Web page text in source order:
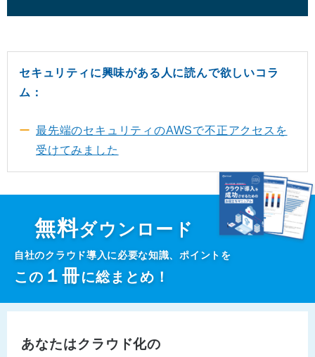
セキュリティに興味がある人に読んで欲しいコラ
ム：
最先端のセキュリティのAWSで不正アクセスを
受けてみました
無料ダウンロード
自社のクラウド導入に必要な知識、ポイントを
この １冊に総まとめ！
あなたはクラウド化の